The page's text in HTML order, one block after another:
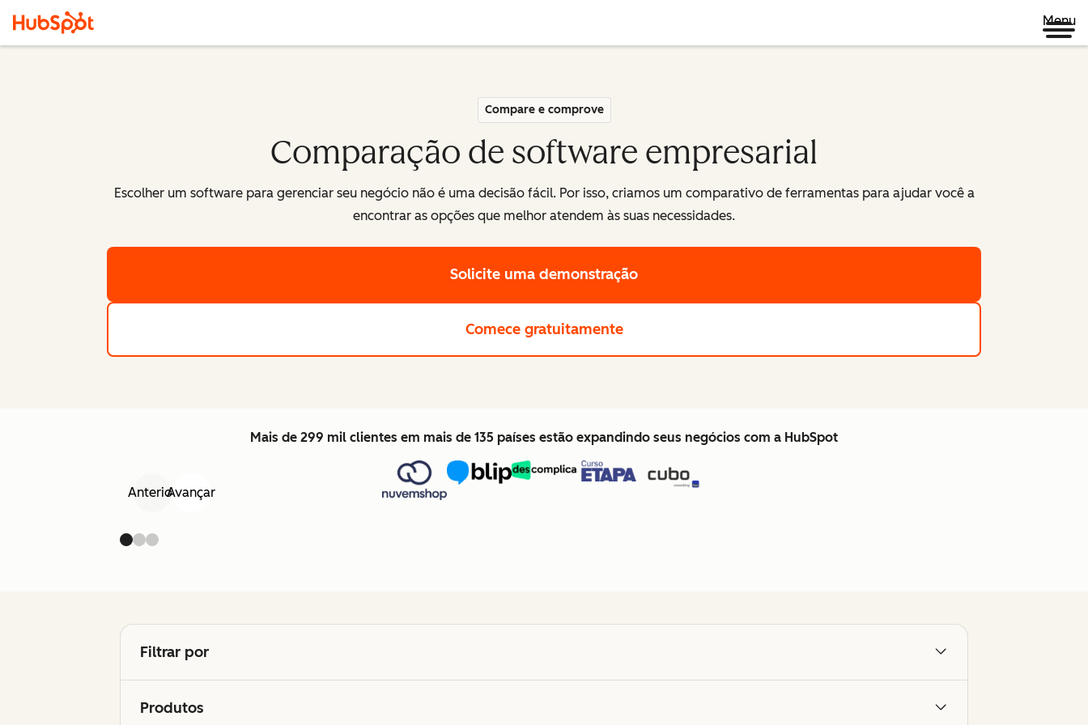
Menu
Compare e comprove
Comparação de software empresarial
Escolher um software para gerenciar seu negócio não é uma decisão fácil. Por isso, criamos um comparativo de ferramentas para ajudar você a
encontrar as opções que melhor atendem às suas necessidades.
Solicite uma demonstração
Comece gratuitamente
Mais de 299 mil clientes em mais de 135 países estão expandindo seus negócios com a HubSpot
AnteriorAvançar
Filtrar por
Produtos